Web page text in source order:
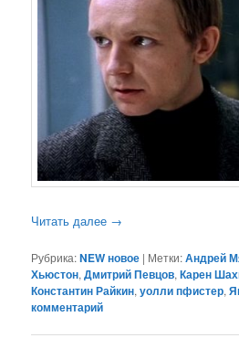
Читать далее →
Рубрика:NEW новое | Метки:Андрей
Хьюстон,Дмитрий Певцов,Карен
Константин Райкин,уолли пфистер,
комментарий